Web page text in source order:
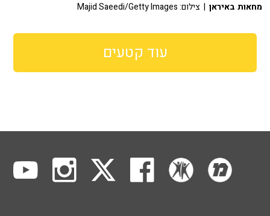
מחאות באיראן | צילום: Majid Saeedi/Getty Images
עוד קטעים